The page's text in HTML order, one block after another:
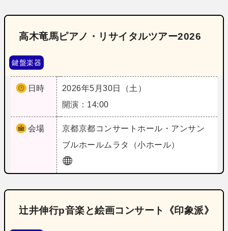
高木竜馬ピアノ・リサイタルツアー2026
鍵盤楽器
日時
2026年5月30日（土）
開演：14:00
会場 京都京都コンサートホール・アンサン
ブルホールムラタ（小ホール）
辻井伸行p音楽と絵画コンサート《印象派》